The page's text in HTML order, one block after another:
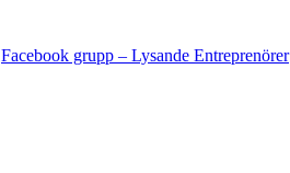
Facebook grupp – Lysande Entreprenörer